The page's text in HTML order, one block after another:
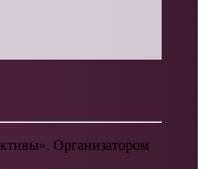
Организатором